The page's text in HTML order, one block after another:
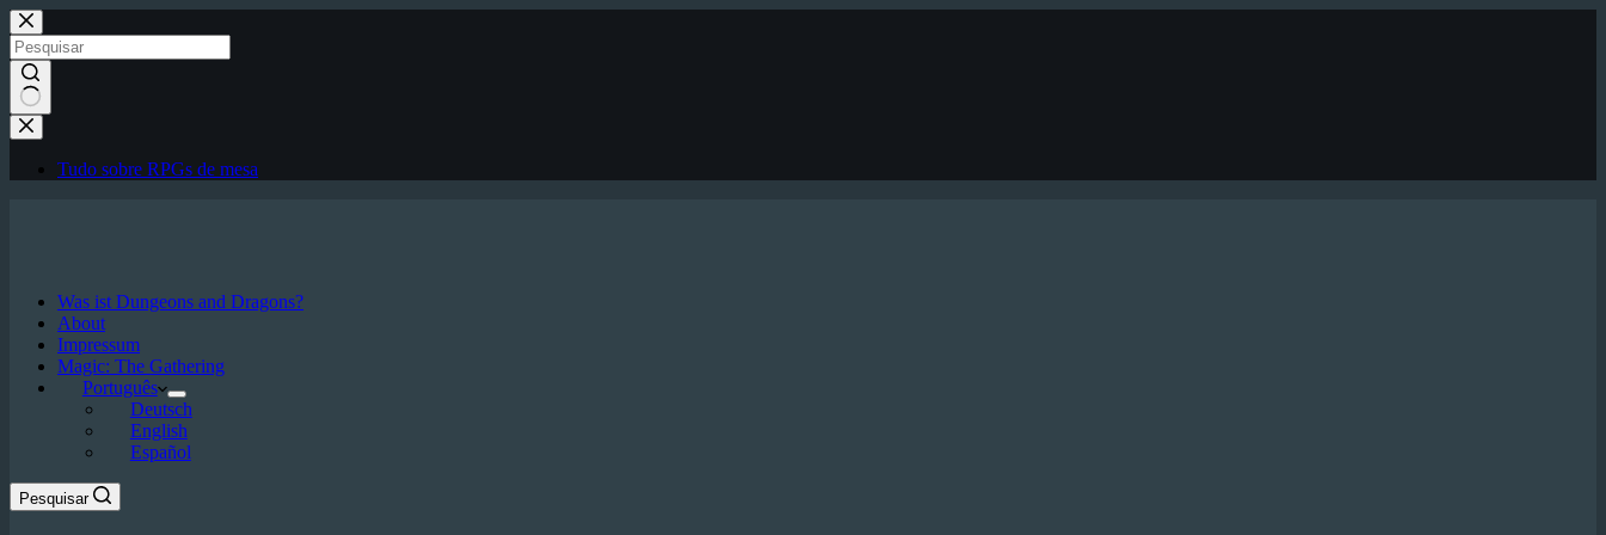
Pular
para
o
conteúdo
Sem
resultados
Tudo sobre RPGs de mesa
Was ist Dungeons and Dragons?
About
Impressum
Magic: The Gathering
Português
Deutsch
English
Español
Pesquisar